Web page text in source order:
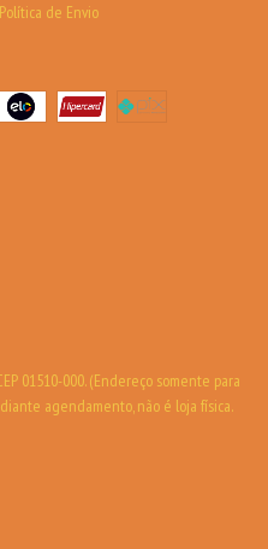
Política de Envio
01510-000. (Endereço somente para
agendamento, não é loja física.